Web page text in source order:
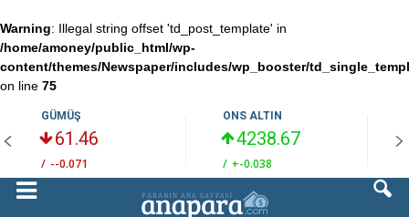
Warning: Illegal string offset 'td_post_template' in
/home/amoney/public_html/wp-
content/themes/Newspaper/includes/wp_booster/
on line 75
GÜMÜŞ
61.46
/ --0.071
ONS ALTIN
4238.67
/ +-0.038